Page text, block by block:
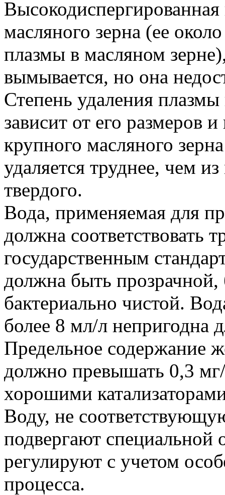
масляного зерна (ее
плазмы в масляном
вымывается, но она
Степень удаления
зависит от его размеров
крупного масляного
удаляется труднее, чем
твердого.
Вода, применяемая для
должна соответствовать
государственным
должна быть
бактериально чистой.
более 8 мл/л непригодна
Предельное содержание
должно превышать 0,3
хорошими
Воду, не
подвергают специальной
регулируют с учетом
процесса.